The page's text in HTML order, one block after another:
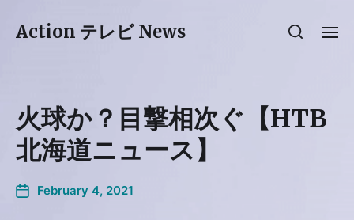
Action テレビ News
火球か？目撃相次ぐ【HTB
北海道ニュース】
February 4, 2021